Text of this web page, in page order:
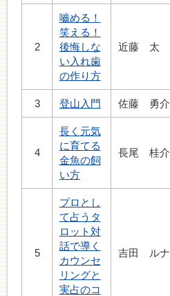
2
嚙める！
笑える！
後悔しな
い入れ歯
の作り方
近藤 太
3 登山入門 佐藤 勇介
4
長く元気
に育てる
金魚の飼
い方
長尾 桂介
5
プロとし
て占うタ
ロット対
話で導く
カウンセ
リングと
実占のコ
吉田 ルナ